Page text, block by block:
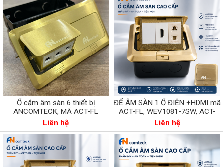
Ổ cắm âm sàn 6 thiết bị
ANCOMTECK, MÃ ACT-FL
Liên hệ
ĐẾ ÂM SÀN 1 Ổ ĐIỆN +HDMI mã
ACT-FL, WEV1081-7SW, ACT-
WH1080-T128
Liên hệ